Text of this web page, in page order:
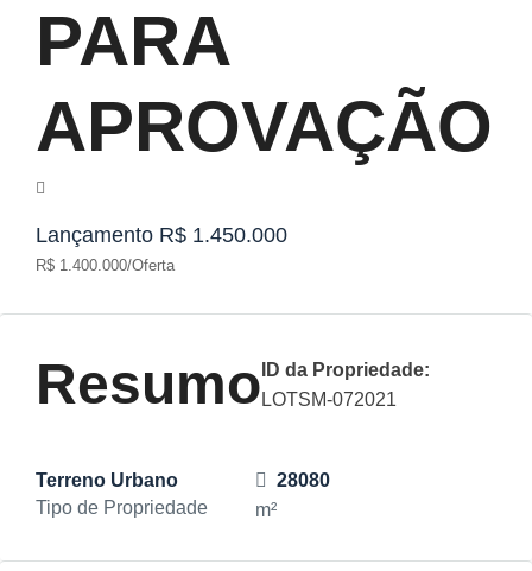
PARA
APROVAÇÃO
Lançamento R$ 1.450.000
R$ 1.400.000/Oferta
Resumo ID da Propriedade:
LOTSM-072021
Terreno Urbano
Tipo de Propriedade
28080
m²